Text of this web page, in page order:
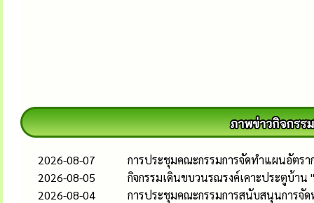
2026-08-07
การประชุมคณะกรรมการจัดทำแผนอัตร
2026-08-05
กิจกรรมเดินขบวนรณรงค์เคาะประตูบ้าน
2026-08-04
การประชุมคณะกรรมการสนับสนุนการจั